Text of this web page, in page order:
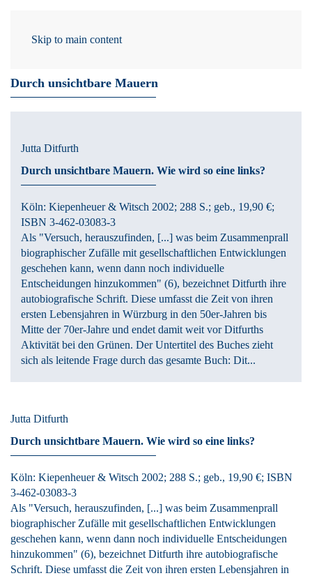
Skip to main content
Durch unsichtbare Mauern
Jutta Ditfurth
Durch unsichtbare Mauern. Wie wird so eine links?
Köln: Kiepenheuer & Witsch 2002; 288 S.; geb., 19,90 €;
ISBN 3-462-03083-3
Als "Versuch, herauszufinden, [...] was beim Zusammenprall
biographischer Zufälle mit gesellschaftlichen Entwicklungen
geschehen kann, wenn dann noch individuelle
Entscheidungen hinzukommen" (6), bezeichnet Ditfurth ihre
autobiografische Schrift. Diese umfasst die Zeit von ihren
ersten Lebensjahren in Würzburg in den 50er-Jahren bis
Mitte der 70er-Jahre und endet damit weit vor Ditfurths
Aktivität bei den Grünen. Der Untertitel des Buches zieht
sich als leitende Frage durch das gesamte Buch: Dit...
Jutta Ditfurth
Durch unsichtbare Mauern. Wie wird so eine links?
Köln: Kiepenheuer & Witsch 2002; 288 S.; geb., 19,90 €; ISBN
3-462-03083-3
Als "Versuch, herauszufinden, [...] was beim Zusammenprall
biographischer Zufälle mit gesellschaftlichen Entwicklungen
geschehen kann, wenn dann noch individuelle Entscheidungen
hinzukommen" (6), bezeichnet Ditfurth ihre autobiografische
Schrift. Diese umfasst die Zeit von ihren ersten Lebensjahren in